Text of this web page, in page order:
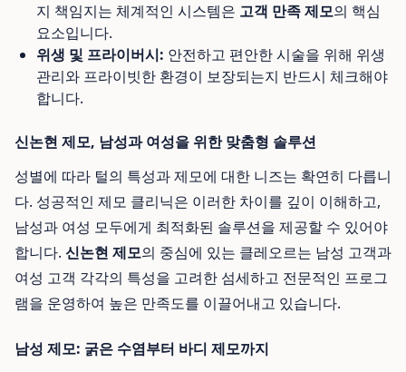
지 책임지는 체계적인 시스템은 고객 만족 제모의 핵심
요소입니다.
위생 및 프라이버시: 안전하고 편안한 시술을 위해 위생
관리와 프라이빗한 환경이 보장되는지 반드시 체크해야
합니다.
신논현 제모, 남성과 여성을 위한 맞춤형 솔루션
성별에 따라 털의 특성과 제모에 대한 니즈는 확연히 다릅니
다. 성공적인 제모 클리닉은 이러한 차이를 깊이 이해하고,
남성과 여성 모두에게 최적화된 솔루션을 제공할 수 있어야
합니다. 신논현 제모의 중심에 있는 클레오르는 남성 고객과
여성 고객 각각의 특성을 고려한 섬세하고 전문적인 프로그
램을 운영하여 높은 만족도를 이끌어내고 있습니다.
남성 제모: 굵은 수염부터 바디 제모까지